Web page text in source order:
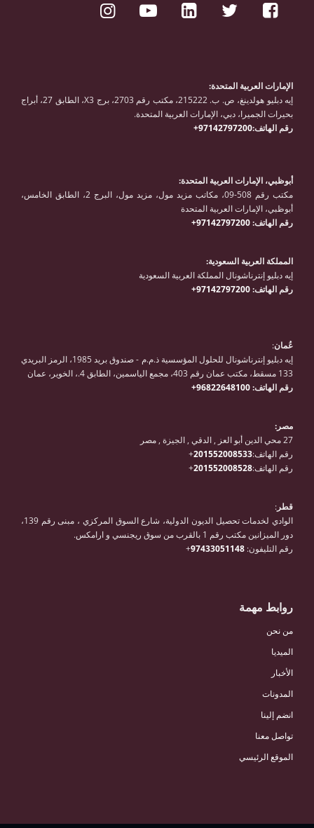
الإمارات العربية المتحدة:
إيه دبليو هولدينغ، ص. ب. 215222، مكتب رقم 2703، برج X3، الطابق 27، أبراج
بحيرات الجميرا، دبي، الإمارات العربية المتحدة.
رقم الهاتف:97142797200+
أبوظبي، الإمارات العربية المتحدة:
مكتب رقم 508-09، مكاتب مزيد مول، مزيد مول، البرج 2، الطابق الخامس،
أبوظبي، الإمارات العربية المتحدة
رقم الهاتف:
المملكة العربية السعودية:
إيه دبليو إنترناشونال المملكة العربية السعودية
رقم الهاتف:97142797200+
عُمان:
إيه دبليو إنترناشونال للحلول المؤسسية ذ.م.م - صندوق بريد 1985، الرمز البريدي
133 مسقط، مكتب عمان رقم 403، مجمع الياسمين، الطابق 4.، الخوير، عمان
رقم الهاتف:
مصر:
27 محي الدين أبو العز , الدقي , الجيزة , مصر
رقم الهاتف:201552008533
+
رقم الهاتف:201552008528
+
قطر:
الوادي لخدمات تحصيل الديون الدولية، شارع السوق المركزي ، مبنى رقم 139،
دور الميزانين مكتب رقم 1 بالقرب من سوق ريجنسي و ارامكس.
رقم التليفون: 97433051148
+
روابط مهمة
من نحن
الميديا
الأخبار
المدونات
انضم إلينا
تواصل معنا
الموقع الرئيسي